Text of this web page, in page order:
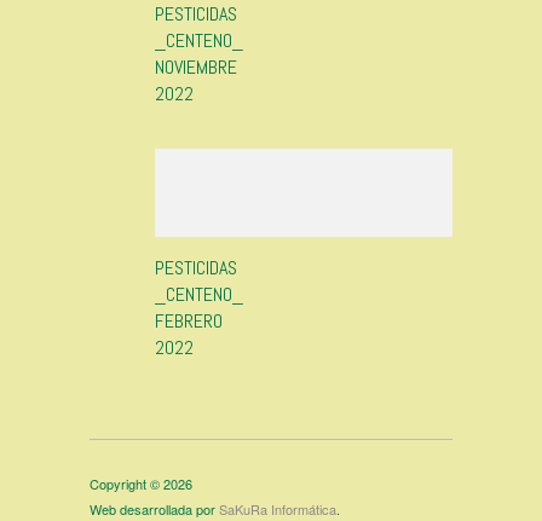
PESTICIDAS
_CENTENO_
NOVIEMBRE
2022
PESTICIDAS
_CENTENO_
FEBRERO
2022
Copyright © 2026
Web desarrollada porSaKuRa Informática.